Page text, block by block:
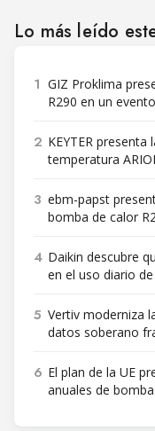
Lo más leído
1 GIZ Proklima
R290 en un
2 KEYTER
temperatura
3 ebm-papst
bomba de calor
4 Daikin descubre
en el uso diario
5 Vertiv moderniza
datos soberano
6 El plan de la UE
anuales de